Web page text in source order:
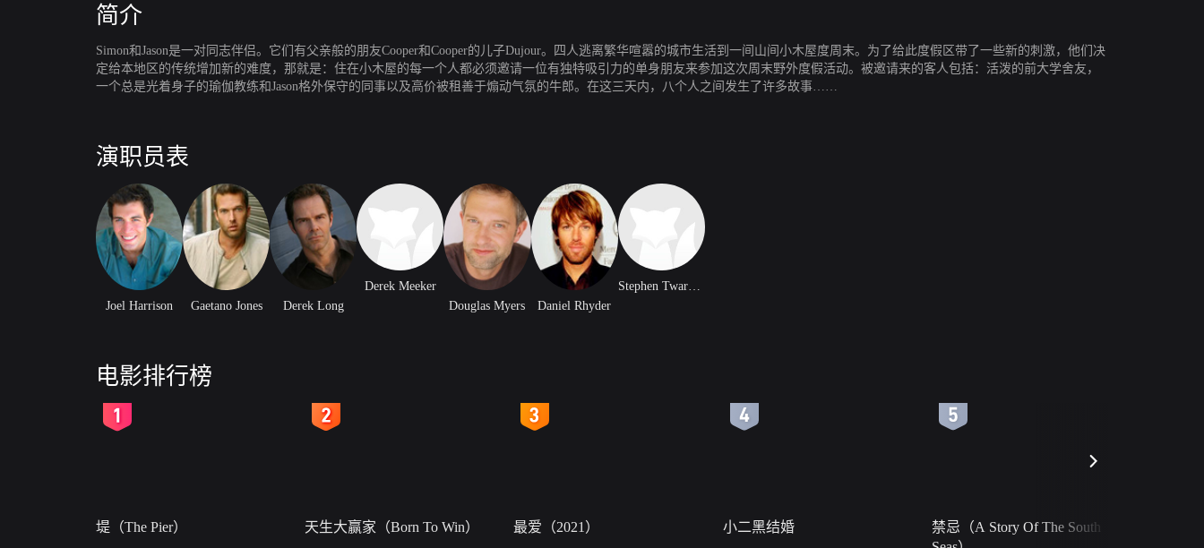
简介
Simon和Jason是一对同志伴侣。它们有父亲般的朋友Cooper和Cooper的儿子Dujour。四人逃离繁华喧嚣的城市生活到一间山间小木屋度周末。为了给此度假区带了一些新的刺激，他们决
定给本地区的传统增加新的难度，那就是：住在小木屋的每一个人都必须邀请一位有独特吸引力的单身朋友来参加这次周末野外度假活动。被邀请来的客人包括：活泼的前大学舍友，
一个总是光着身子的瑜伽教练和Jason格外保守的同事以及高价被租善于煽动气氛的牛郎。在这三天内，八个人之间发生了许多故事……
演职员表
Joel Harrison Gaetano Jones Derek Long
Derek Meeker
Douglas Myers
Daniel Rhyder
Stephen Twardokus
电影排行榜
堤（The Pier） 天生大赢家（Born To Win） 最爱（2021） 小二黑结婚
禁忌（A Story Of The South